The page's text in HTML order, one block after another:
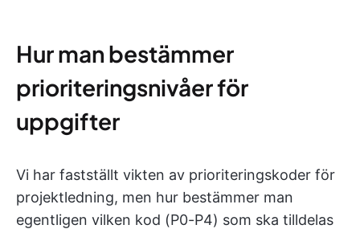
Hur man bestämmer
prioriteringsnivåer för
uppgifter
Vi har fastställt vikten av prioriteringskoder för
projektledning, men hur bestämmer man
egentligen vilken kod (P0-P4) som ska tilldelas